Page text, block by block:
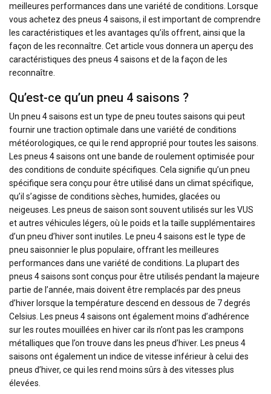
meilleures performances dans une variété de conditions. Lorsque
vous achetez des pneus 4 saisons, il est important de comprendre
les caractéristiques et les avantages qu’ils offrent, ainsi que la
façon de les reconnaître. Cet article vous donnera un aperçu des
caractéristiques des pneus 4 saisons et de la façon de les
reconnaître.
Qu’est-ce qu’un pneu 4 saisons ?
Un pneu 4 saisons est un type de pneu toutes saisons qui peut
fournir une traction optimale dans une variété de conditions
météorologiques, ce qui le rend approprié pour toutes les saisons.
Les pneus 4 saisons ont une bande de roulement optimisée pour
des conditions de conduite spécifiques. Cela signifie qu’un pneu
spécifique sera conçu pour être utilisé dans un climat spécifique,
qu’il s’agisse de conditions sèches, humides, glacées ou
neigeuses. Les pneus de saison sont souvent utilisés sur les VUS
et autres véhicules légers, où le poids et la taille supplémentaires
d’un pneu d’hiver sont inutiles. Le pneu 4 saisons est le type de
pneu saisonnier le plus populaire, offrant les meilleures
performances dans une variété de conditions. La plupart des
pneus 4 saisons sont conçus pour être utilisés pendant la majeure
partie de l’année, mais doivent être remplacés par des pneus
d’hiver lorsque la température descend en dessous de 7 degrés
Celsius. Les pneus 4 saisons ont également moins d’adhérence
sur les routes mouillées en hiver car ils n’ont pas les crampons
métalliques que l’on trouve dans les pneus d’hiver. Les pneus 4
saisons ont également un indice de vitesse inférieur à celui des
pneus d’hiver, ce qui les rend moins sûrs à des vitesses plus
élevées.